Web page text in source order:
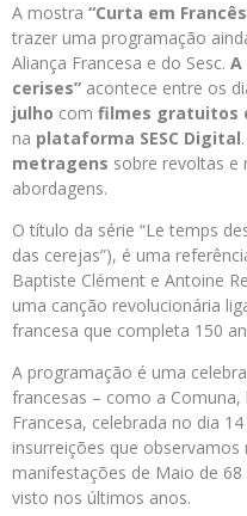
A mostra “Curta em
trazer uma programação
Aliança Francesa e do Sesc. A
cerises” acontece entre os
julho com filmes gratuitos
na plataforma SESC Digital
metragens sobre revoltas e
abordagens.
O título da série “Le temps
das cerejas”), é uma
Baptiste Clément e Antoine
uma canção revolucionária
francesa que completa 150
A programação é uma
francesas – como a Comuna,
Francesa, celebrada no dia
insurreições que
manifestações de Maio de 68
visto nos últimos anos.